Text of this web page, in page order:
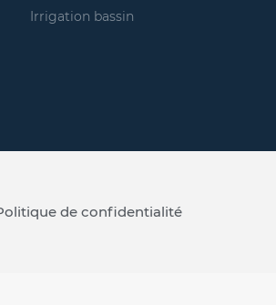
Irrigation bassin
de confidentialité